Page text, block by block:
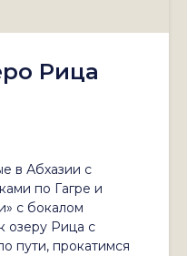
Рица
в Абхазии с
по Гагре и
с бокалом
озеру Рица с
пути, прокатимся